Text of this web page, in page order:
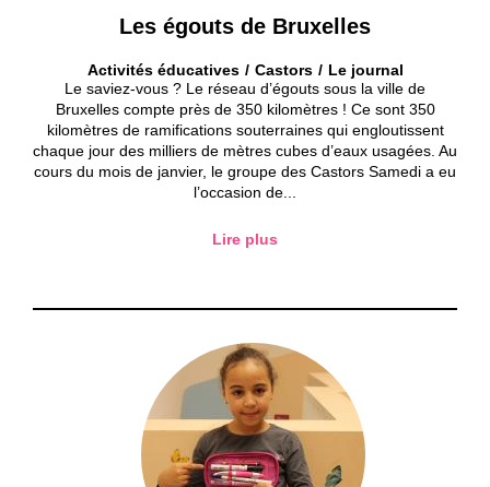
Les égouts de Bruxelles
Activités éducatives Castors
Le journal
Le saviez-vous ? Le réseau d’égouts sous la ville de
Bruxelles compte près de 350 kilomètres ! Ce sont 350
kilomètres de ramifications souterraines qui engloutissent
chaque jour des milliers de mètres cubes d’eaux usagées. Au
cours du mois de janvier, le groupe des Castors Samedi a eu
l’occasion de...
Lire plus